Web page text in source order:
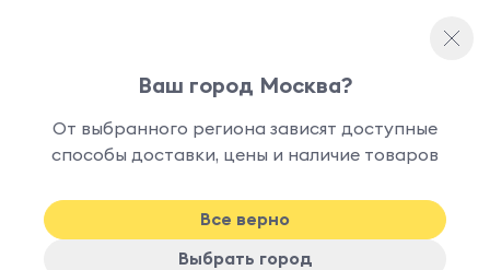
наличии
Ваш город Москва?
От выбранного региона зависят доступные
способы доставки, цены и наличие товаров
Все верно
Выбрать город